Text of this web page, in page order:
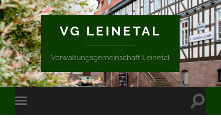
VG LEINETAL
Verwaltungsgemeinschaft Leinetal
Mobile-
Menü